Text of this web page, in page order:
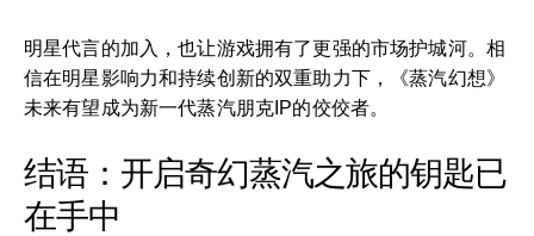
明星代言的加入，也让游戏拥有了更强的市场护城河。相
信在明星影响力和持续创新的双重助力下，《蒸汽幻想》
未来有望成为新一代蒸汽朋克IP的佼佼者。
结语：开启奇幻蒸汽之旅的钥匙已
在手中